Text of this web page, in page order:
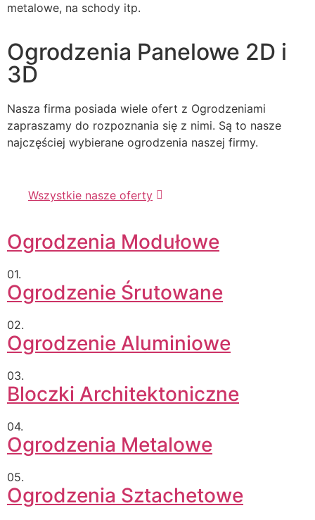
metalowe, na schody itp.
Ogrodzenia Panelowe 2D i
3D
Nasza firma posiada wiele ofert z Ogrodzeniami
zapraszamy do rozpoznania się z nimi. Są to nasze
najczęściej wybierane ogrodzenia naszej firmy.
Wszystkie nasze oferty
Ogrodzenia Modułowe
01.
Ogrodzenie Śrutowane
02.
Ogrodzenie Aluminiowe
03.
Bloczki Architektoniczne
04.
Ogrodzenia Metalowe
05.
Ogrodzenia Sztachetowe